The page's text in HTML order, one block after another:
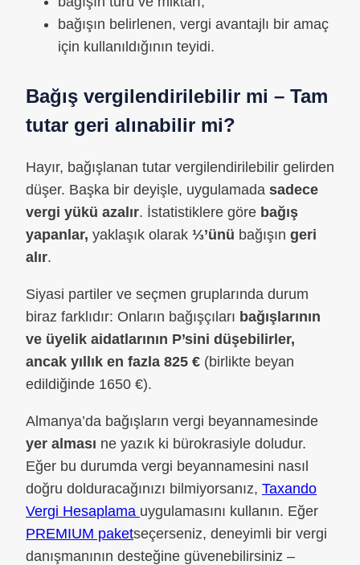
bağışın belirlenen, vergi avantajlı bir amaç
için kullanıldığının teyidi.
Bağış vergilendirilebilir mi – Tam
tutar geri alınabilir mi?
Hayır, bağışlanan tutar vergilendirilebilir gelirden
düşer. Başka bir deyişle, uygulamada sadece
vergi yükü azalır. İstatistiklere göre bağış
yapanlar, yaklaşık olarak ⅓’ünü bağışın geri
alır.
Siyasi partiler ve seçmen gruplarında durum
biraz farklıdır: Onların bağışçıları bağışlarının
ve üyelik aidatlarının P’sini düşebilirler,
ancak yıllık en fazla 825 € (birlikte beyan
edildiğinde 1650 €).
Almanya’da bağışların vergi beyannamesinde
yer alması ne yazık ki bürokrasiyle doludur.
Eğer bu durumda vergi beyannamesini nasıl
doğru dolduracağınızı bilmiyorsanız, Taxando
Vergi Hesaplama uygulamasını kullanın. Eğer
PREMIUM paketseçerseniz, deneyimli bir vergi
danışmanının desteğine güvenebilirsiniz –